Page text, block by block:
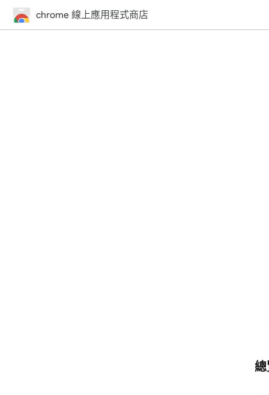
chrome 線上應用程式商店